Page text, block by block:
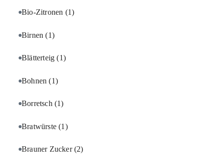
Bio-Zitronen (1)
Birnen(1)
Blätterteig(1)
Bohnen(1)
Borretsch (1)
Bratwürste(1)
Brauner Zucker(2)